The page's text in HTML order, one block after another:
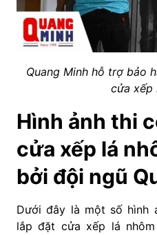
Quang Minh hỗ trợ bảo
cửa xếp
Hình ảnh thi
cửa xếp lá
bởi đội ngũ
Dưới đây là một số hình
lắp đặt cửa xếp lá